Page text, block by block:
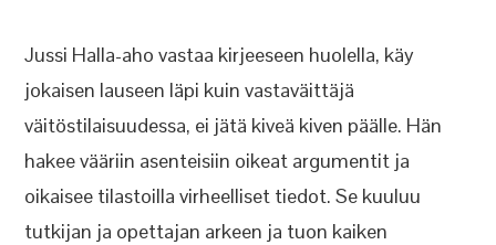
Jussi Halla-aho vastaa kirjeeseen huolella, käy
jokaisen lauseen läpi kuin vastaväittäjä
väitöstilaisuudessa, ei jätä kiveä kiven päälle. Hän
hakee vääriin asenteisiin oikeat argumentit ja
oikaisee tilastoilla virheelliset tiedot. Se kuuluu
tutkijan ja opettajan arkeen ja tuon kaiken